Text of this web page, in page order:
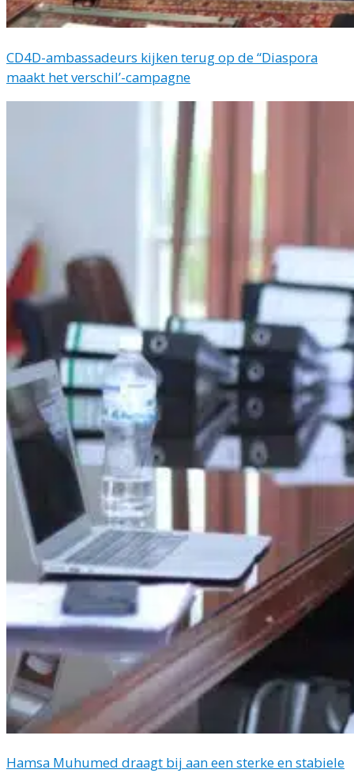
CD4D-ambassadeurs kijken terug op de “Diaspora
maakt het verschil’-campagne
Hamsa Muhumed draagt bij aan een sterke en stabiele